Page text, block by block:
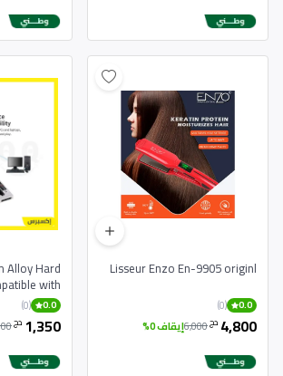
Lisseur Enzo En-9905 originl
0.0
(0)
4,800 دج6,000إيقاف 0%
Alloy Hard
with
SSD
0.0
(0)
1,350 دج